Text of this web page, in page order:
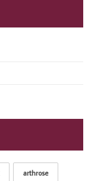
arthrose